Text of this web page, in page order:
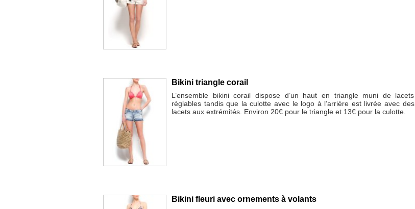
Bikini triangle corail
L’ensemble bikini corail dispose d’un haut en triangle muni de lacets
réglables tandis que la culotte avec le logo à l’arrière est livrée avec des
lacets aux extrémités. Environ 20€ pour le triangle et 13€ pour la culotte.
Bikini fleuri avec ornements à volants